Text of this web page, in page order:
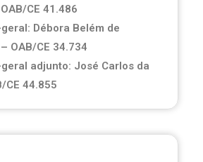
CE 41.486
Débora Belém de
OAB/CE 34.734
adjunto: José Carlos da
CE 44.855